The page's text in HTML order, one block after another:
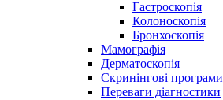
Гастроскопія
Колоноскопія
Бронхоскопія
Мамографія
Дерматоскопія
Скринінгові програми
Переваги діагностики